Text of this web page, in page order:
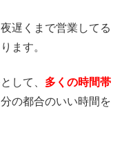
遅くまで営業してる
ます。
して、 多くの時間帯
の都合のいい時間を